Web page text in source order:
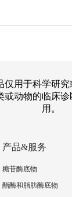
仅用于科学研
或动物的临床
用。
产品&服务
糖苷酶底物
酯酶和脂肪酶底物